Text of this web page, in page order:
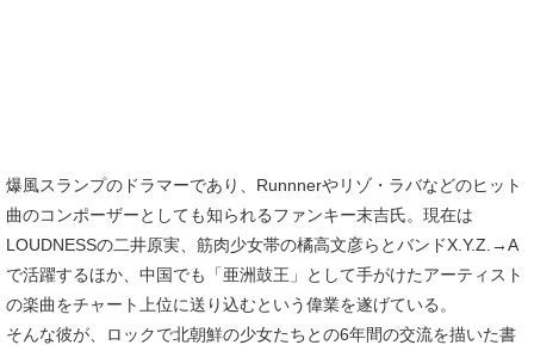
爆風スランプのドラマーであり、Runnnerやリゾ・ラバなどのヒット
曲のコンポーザーとしても知られるファンキー末吉氏。現在は
LOUDNESSの二井原実、筋肉少女帯の橘高文彦らとバンドX.Y.Z.→A
で活躍するほか、中国でも「亜洲鼓王」として手がけたアーティスト
の楽曲をチャート上位に送り込むという偉業を遂げている。
そんな彼が、ロックで北朝鮮の少女たちとの6年間の交流を描いた書